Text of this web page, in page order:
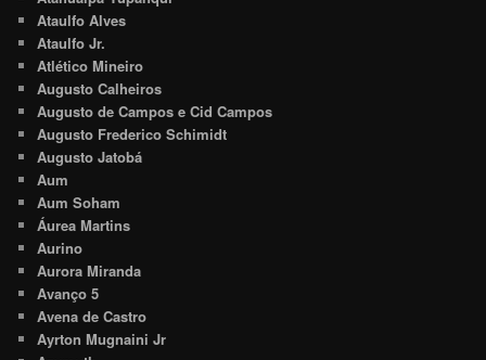
Ataulfo Alves
Ataulfo Jr.
Atlético Mineiro
Augusto Calheiros
Augusto de Campos e Cid Campos
Augusto Frederico Schimidt
Augusto Jatobá
Aum
Aum Soham
Áurea Martins
Aurino
Aurora Miranda
Avanço 5
Avena de Castro
Ayrton Mugnaini Jr